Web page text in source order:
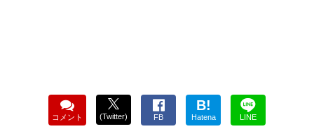
コメント (Twitter) FB
B!
Hatena LINE